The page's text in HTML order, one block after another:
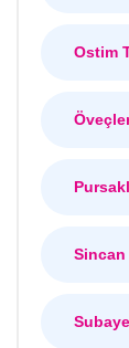
Ostim
Sincan